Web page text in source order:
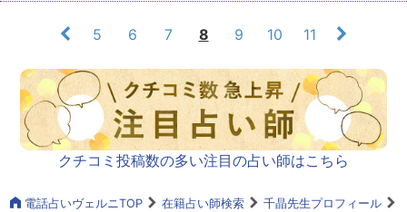
5 6 7 8 9 10 11
クチコミ投稿数の多い注目の占い師はこちら
電話占いヴェルニTOP 在籍占い師検索
千晶先生プロフィール